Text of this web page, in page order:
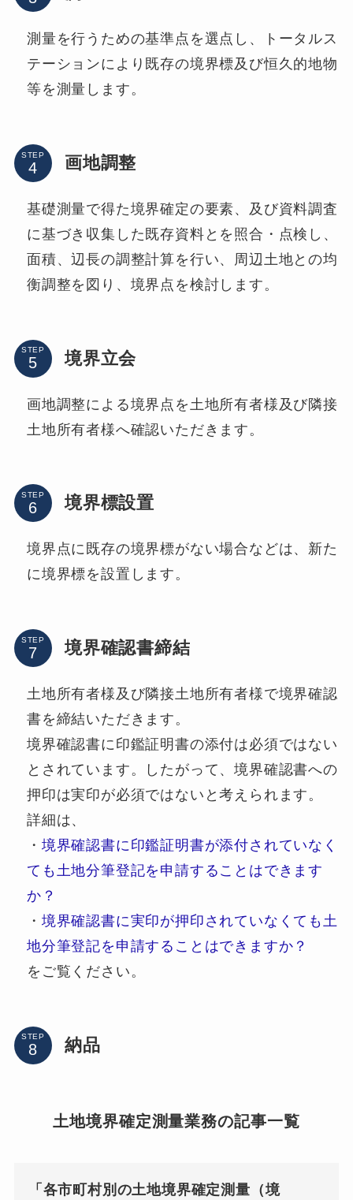
測量を行うための基準点を選点し、トータルス
テーションにより既存の境界標及び恒久的地物
等を測量します。
STEP 画地調整
基礎測量で得た境界確定の要素、及び資料調査
に基づき収集した既存資料とを照合・点検し、
面積、辺長の調整計算を行い、周辺土地との均
衡調整を図り、境界点を検討します。
STEP 境界立会
画地調整による境界点を土地所有者様及び隣接
土地所有者様へ確認いただきます。
STEP 境界標設置
境界点に既存の境界標がない場合などは、新た
に境界標を設置します。
STEP 境界確認書締結
土地所有者様及び隣接土地所有者様で境界確認
書を締結いただきます。
境界確認書に印鑑証明書の添付は必須ではない
とされています。したがって、境界確認書への
押印は実印が必須ではないと考えられます。
詳細は、
・ 境界確認書に印鑑証明書が添付されていなく
ても土地分筆登記を申請することはできます
か？
・ 境界確認書に実印が押印されていなくても土
地分筆登記を申請することはできますか？
をご覧ください。
STEP 納品
土地境界確定測量業務の記事一覧
「各市町村別の土地境界確定測量（境